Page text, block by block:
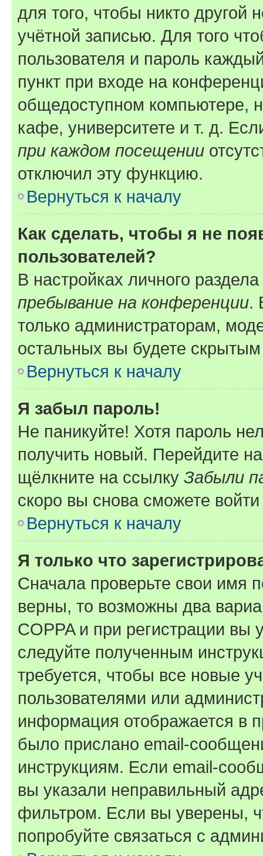
для того, чтобы никто другой
учётной записью. Для того
пользователя и пароль
пункт при входе на
общедоступном компьютере,
кафе, университете и т. д.
при каждом посещении
отключил эту функцию.
Вернуться к началу
Как сделать, чтобы я не
пользователей?
В настройках личного
пребывание на конференции.
только администраторам,
остальных вы будете
Вернуться к началу
Я забыл пароль!
Не паникуйте! Хотя пароль
получить новый. Перейдите
щёлкните на ссылку Забыли
скоро вы снова сможете
Вернуться к началу
Я только что
Сначала проверьте свои имя
верны, то возможны два
COPPA и при регистрации вы
следуйте полученным
требуется, чтобы все новые
пользователями или
информация отображается в
было прислано email-
инструкциям. Если email-
вы указали неправильный
фильтром. Если вы уверены,
попробуйте связаться с